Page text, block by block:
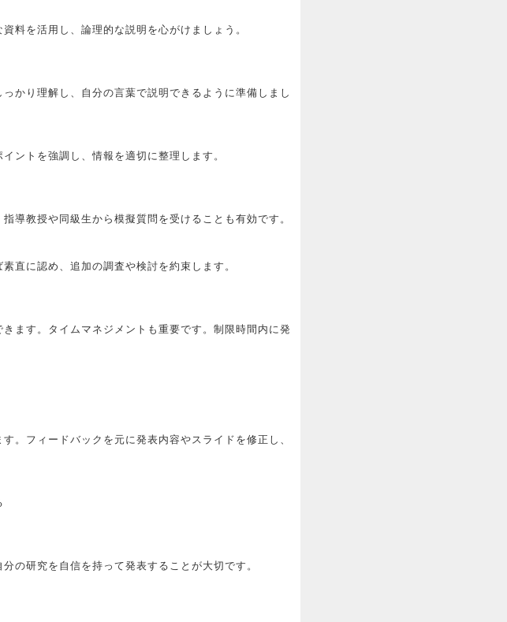
料を活用し、論理的な説明を心がけましょう。
かり理解し、自分の言葉で説明できるように準備しまし
ントを強調し、情報を適切に整理します。
導教授や同級生から模擬質問を受けることも有効です。
直に認め、追加の調査や検討を約束します。
ます。タイムマネジメントも重要です。制限時間内に発
。フィードバックを元に発表内容やスライドを修正し、
の研究を自信を持って発表することが大切です。